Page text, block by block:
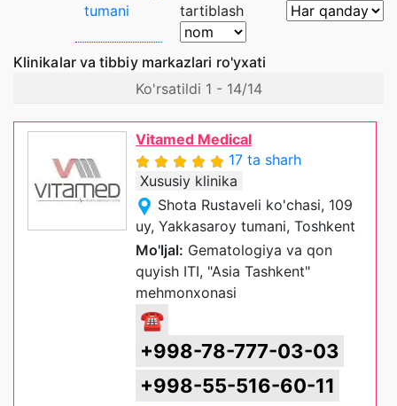
tumani
tartiblash
Klinikalar va tibbiy markazlari ro'yxati
Ko'rsatildi 1 - 14/14
Vitamed Medical
17 ta sharh
Xususiy klinika
Shota Rustaveli ko'chasi, 109
uy, Yakkasaroy tumani, Toshkent
Mo'ljal: Gematologiya va qon
quyish ITI, "Asia Tashkent"
mehmonxonasi
☎
+998-78-777-03-03
+998-55-516-60-11